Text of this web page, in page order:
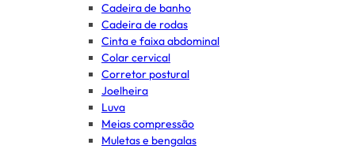
Cadeira de banho
Cadeira de rodas
Cinta e faixa abdominal
Colar cervical
Corretor postural
Joelheira
Luva
Meias compressão
Muletas e bengalas